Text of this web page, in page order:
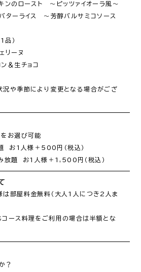
のロースト　～ピッツァイオーラ風～
ターライス　～芳醇バルサミコソース
品）
リーヌ
＆生チョコ
や季節により変更となる場合がござ
お選び可能
　お1人様＋500円（税込）
放題　お1人様＋1,500円（税込）
部屋料金無料（大人1人につき2人ま
ース料理をご利用の場合は半額とな
？